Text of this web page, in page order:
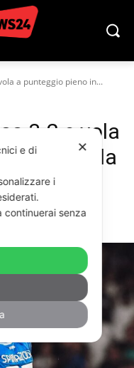
a punteggio pieno in...
3-2 e vola
in testa alla
✕
e di
i
continuerai senza